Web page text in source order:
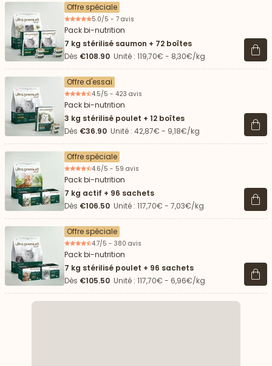
Offre spéciale
5.0/5 - 7 avis
Pack bi-nutrition
7 kg stérilisé saumon + 72 boîtes
Dès €108.90 Unité : 119,70€ - 8,30€/kg Voir
Offre d'essai
4.5/5 - 423 avis
Pack bi-nutrition
3 kg stérilisé poulet + 12 boîtes
Dès €36.90 Unité : 42,87€ - 9,18€/kg Voir
Offre spéciale
4.6/5 - 59 avis
Pack bi-nutrition
7 kg actif + 96 sachets
Dès €106.50 Unité : 117,70€ - 7,03€/kg Voir
Offre spéciale
4.7/5 - 380 avis
Pack bi-nutrition
7 kg stérilisé poulet + 96 sachets
Dès €105.50 Unité : 117,70€ - 6,96€/kg Voir